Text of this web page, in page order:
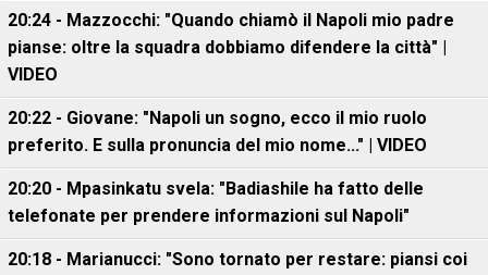
20:24 - Mazzocchi: "Quando chiamò il Napoli mio padre
pianse: oltre la squadra dobbiamo difendere la città" |
VIDEO
20:22 - Giovane: "Napoli un sogno, ecco il mio ruolo
preferito. E sulla pronuncia del mio nome..." | VIDEO
20:20 - Mpasinkatu svela: "Badiashile ha fatto delle
telefonate per prendere informazioni sul Napoli"
20:18 - Marianucci: "Sono tornato per restare: piansi coi